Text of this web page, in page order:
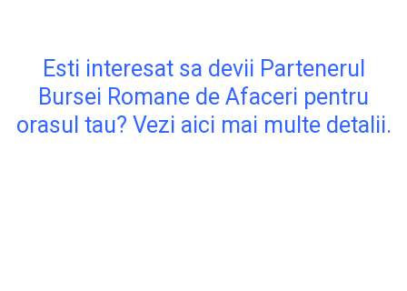
Esti interesat sa devii Partenerul
Bursei Romane de Afaceri pentru
orasul tau? Vezi aici mai multe detalii.